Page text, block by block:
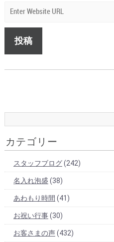
カテゴリー
スタッフブログ(242)
名入れ泡盛 (38)
あわもり時間 (41)
お祝い行事(30)
お客さまの声(432)